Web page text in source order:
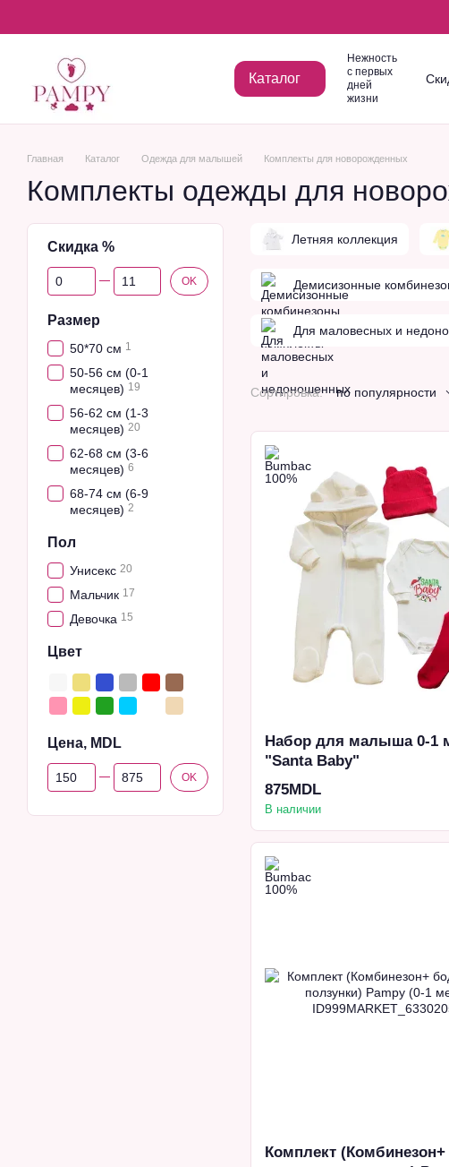
Каталог
Нежность
с первых
дней
жизни
Главная Каталог Одежда для малышей Комплекты для новорожденных
Комплекты одежды для
Летняя коллекция
Демисизонные
Для маловесных и
Сортировка: по популярности
Набор для малыша 0-1
"Santa Baby"
875MDL
В наличии
Комплект
Скидка %
От Скидка %
До Скидка % OK
Размер
50*70 см 1
50-56 см (0-1
месяцев) 19
56-62 см (1-3
месяцев) 20
62-68 см (3-6
месяцев) 6
68-74 см (6-9
месяцев) 2
Пол
Унисекс 20
Мальчик 17
Девочка 15
Цвет
Цена, MDL
От Цена, MDL
До Цена, MDL OK